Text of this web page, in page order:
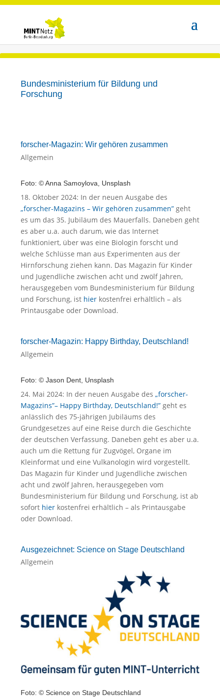
Bundesministerium für Bildung und
Forschung
forscher-Magazin: Wir gehören zusammen
Allgemein
Foto: © Anna Samoylova, Unsplash
18. Oktober 2024: In der neuen Ausgabe des
„forscher-Magazins – Wir gehören zusammen” geht
es um das 35. Jubiläum des Mauerfalls. Daneben geht
es aber u.a. auch darum, wie das Internet
funktioniert, über was eine Biologin forscht und
welche Schlüsse man aus Experimenten aus der
Hirnforschung ziehen kann. Das Magazin für Kinder
und Jugendliche zwischen acht und zwölf Jahren,
herausgegeben vom Bundesministerium für Bildung
und Forschung, ist hier kostenfrei erhältlich – als
Printausgabe oder Download.
forscher-Magazin: Happy Birthday, Deutschland!
Allgemein
Foto: © Jason Dent, Unsplash
24. Mai 2024: In der neuen Ausgabe des „forscher-
Magazins”– Happy Birthday, Deutschland!” geht es
anlässlich des 75-jährigen Jubiläums des
Grundgesetzes auf eine Reise durch die Geschichte
der deutschen Verfassung. Daneben geht es aber u.a.
auch um die Rettung für Zugvögel, Organe im
Kleinformat und eine Vulkanologin wird vorgestellt.
Das Magazin für Kinder und Jugendliche zwischen
acht und zwölf Jahren, herausgegeben vom
Bundesministerium für Bildung und Forschung, ist ab
sofort hier kostenfrei erhältlich – als Printausgabe
oder Download.
Ausgezeichnet: Science on Stage Deutschland
Allgemein
Foto: © Science on Stage Deutschland